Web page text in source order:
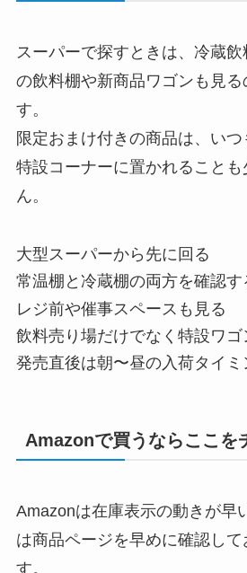
スーパーで探すときは、冷蔵
の飲料棚や新商品ワゴンも見
す。
限定おまけ付きの商品は、いつ
特設コーナーに置かれること
ん。
大型スーパーから先に回る
常温棚と冷蔵棚の両方を確認す
レジ前や催事スペースも見る
飲料売り場だけでなく特設ワゴ
発売直後は朝〜昼の入荷タイミ
Amazonで買うならここを
Amazonは在庫表示の動きが早
は商品ページを早めに確認し
す。